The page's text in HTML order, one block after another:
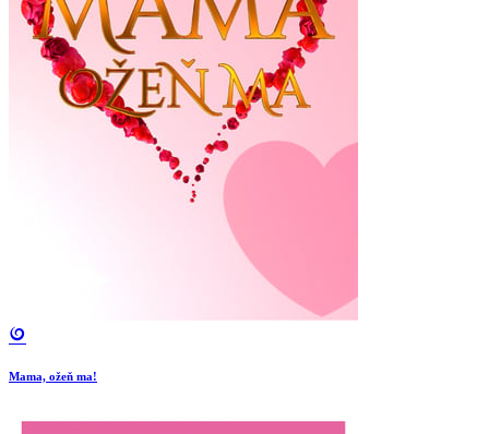
Mama, ožeň ma!